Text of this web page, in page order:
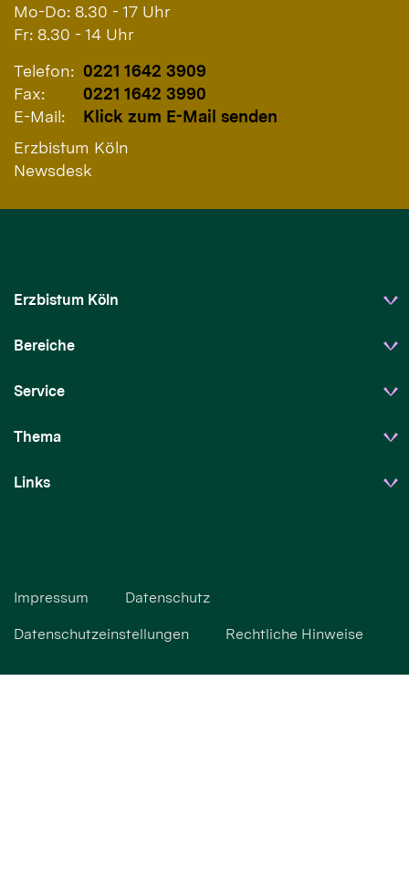
Mo-Do: 8.30 - 17 Uhr
Fr: 8.30 - 14 Uhr
Telefon: 0221 1642 3909
Fax:
0221 1642 3990
E-Mail:
Klick zum E-Mail senden
Erzbistum Köln
Newsdesk
Erzbistum Köln
Bereiche
Service
Thema
Links
Impressum Datenschutz
Datenschutzeinstellungen Rechtliche Hinweise